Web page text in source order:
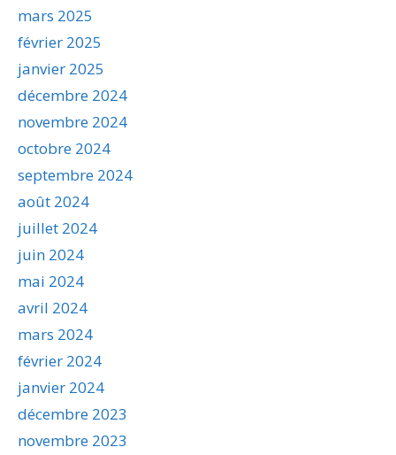
mars 2025
février 2025
janvier 2025
décembre 2024
novembre 2024
octobre 2024
septembre 2024
août 2024
juillet 2024
juin 2024
mai 2024
avril 2024
mars 2024
février 2024
janvier 2024
décembre 2023
novembre 2023